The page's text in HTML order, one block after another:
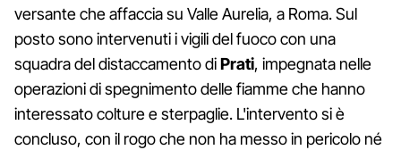
versante che affaccia su Valle Aurelia, a Roma. Sul
posto sono intervenuti i vigili del fuoco con una
squadra del distaccamento diPrati, impegnata nelle
operazioni di spegnimento delle fiamme che hanno
interessato colture e sterpaglie. L'intervento si è
concluso, con il rogo che non ha messo in pericolo né